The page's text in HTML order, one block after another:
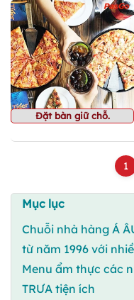
Đặt bàn giữ chỗ.
1
Mục lục
Chuỗi nhà hàng Á
từ năm 1996 với
Menu ẩm thực các
TRƯA tiện ích